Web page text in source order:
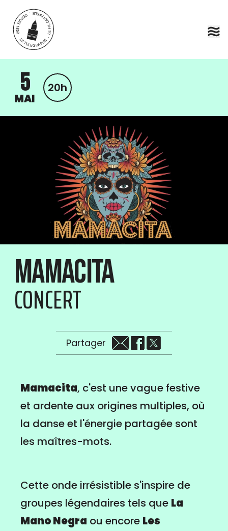
Aller au contenu principal
5
MAI
20h
Mamacita
CONCERT
Partager
Mamacita, c'est une vague festive
et ardente aux origines multiples, où
la danse et l'énergie partagée sont
les maîtres-mots.
Cette onde irrésistible s'inspire de
groupes légendaires tels que La
Mano Negra ou encore Les